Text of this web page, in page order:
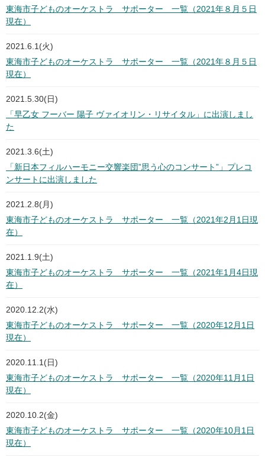
東海市子どものオーケストラ サポーター 一覧（2021年８月５日
現在）
2021.6.1(火)
東海市子どものオーケストラ サポーター 一覧（2021年８月５日
現在）
2021.5.30(日)
「早乙女 フーバー 陽子 ヴァイオリン・リサイタル」に出演しまし
た
2021.3.6(土)
「新日本フィルハーモニー交響楽団”思う心のコンサート”」プレコ
ンサートに出演しました
2021.2.8(月)
東海市子どものオーケストラ サポーター 一覧（2021年2月1日現
在）
2021.1.9(土)
東海市子どものオーケストラ サポーター 一覧（2021年1月4日現
在）
2020.12.2(水)
東海市子どものオーケストラ サポーター 一覧（2020年12月1日
現在）
2020.11.1(日)
東海市子どものオーケストラ サポーター 一覧（2020年11月1日
現在）
2020.10.2(金)
東海市子どものオーケストラ サポーター 一覧（2020年10月1日
現在）